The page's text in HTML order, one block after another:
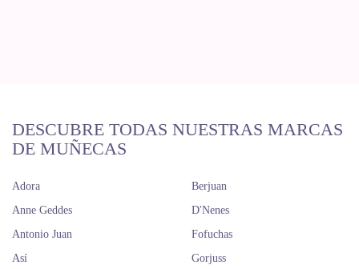
DESCUBRE TODAS NUESTRAS MARCAS
DE MUÑECAS
Adora
Anne Geddes
Antonio Juan
Así
Berjuan
D'Nenes
Fofuchas
Gorjuss